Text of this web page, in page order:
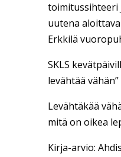
toimitussihteeri
uutena
Erkkilä
SKLS
levähtää vähän”
Levähtäkää
mitä on oikea
Kirja-arvio: